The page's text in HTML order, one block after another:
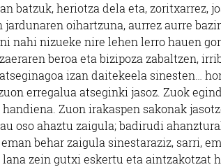
batzuk, heriotza dela eta, zoritxarrez,
jardunaren oihartzuna, aurrez aurre
nahi nizueke nire lehen lerro hauen
beroa eta bizipoza zabaltzen,
izan daitekeela sinesten…
erregalua atseginki jasoz. Zuok
Zuon irakaspen sakonak
oso ahaztu zaigula; badirudi
behar zaigula sinestaraziz, sarri,
zein gutxi eskertu eta aintzakotzat